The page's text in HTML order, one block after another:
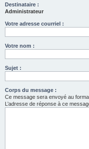
Destinataire :
Administrateur
Votre adresse courriel :
Votre nom :
Sujet :
Corps du message :
Ce message sera envoyé au
L’adresse de réponse à ce